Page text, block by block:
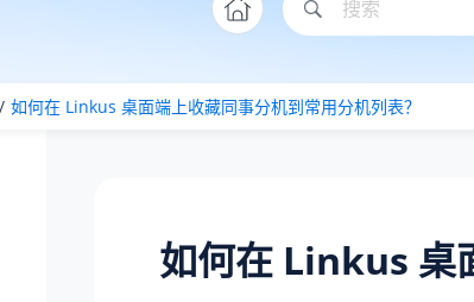
如何在 Linkus 桌面端上收藏同事分机到常用分机列表？
如何在 Linkus 桌